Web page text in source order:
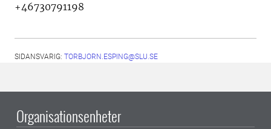
+46730791198
SIDANSVARIG: TORBJORN.ESPING@SLU.SE
Organisationsenheter